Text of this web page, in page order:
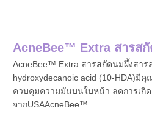
AcneBee™ Extra สารส
AcneBee™ Extra สารสกัดนมผึ้งสาร
hydroxydecanoic acid (10-HDA)
ควบคุมความมันบนใบหน้า ลดการเกิ
จากUSAAcneBee™...